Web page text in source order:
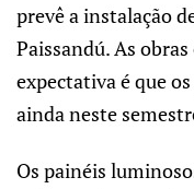
prevê a instalação
Paissandú. As
expectativa é que
ainda neste
Os painéis